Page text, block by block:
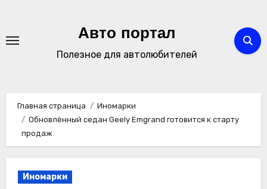
содержимому
Авто портал
Полезное для автолюбителей
Главная страница
Иномарки
Обновлённый седан Geely Emgrand готовится к старту
продаж
Иномарки